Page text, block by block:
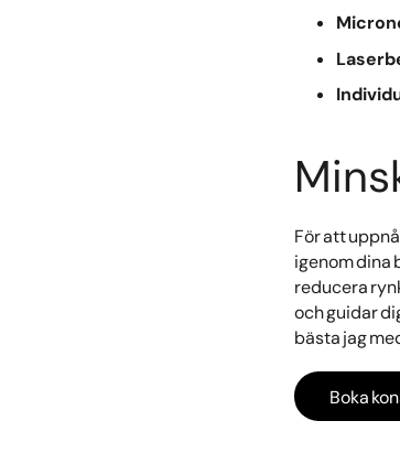
För att
igenom dina
reducera
och guidar
bästa jag
Boka